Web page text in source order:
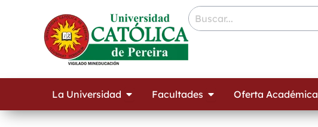
La Universidad Open La Universidad
Facultades Open Facultades
Oferta Académica